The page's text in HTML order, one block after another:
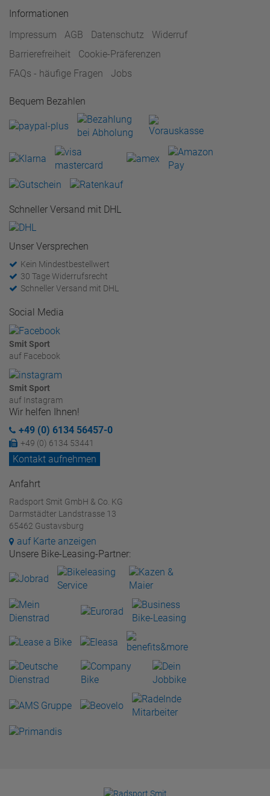
Informationen
Impressum
AGB Datenschutz
Widerruf
Barrierefreiheit
Cookie-Präferenzen
FAQs - häufige Fragen
Jobs
Bequem Bezahlen
Schneller Versand mit DHL
Unser Versprechen
Kein Mindestbestellwert
30 Tage Widerrufsrecht
Schneller Versand mit DHL
Social Media
Smit Sport
auf Facebook
Smit Sport
auf Instagram
Wir helfen Ihnen!
+49 (0) 6134 56457-0
+49 (0) 6134 53441
Kontakt aufnehmen
Anfahrt
Radsport Smit GmbH & Co. KG
Darmstädter Landstrasse 13
65462 Gustavsburg
auf Karte anzeigen
Unsere Bike-Leasing-Partner: